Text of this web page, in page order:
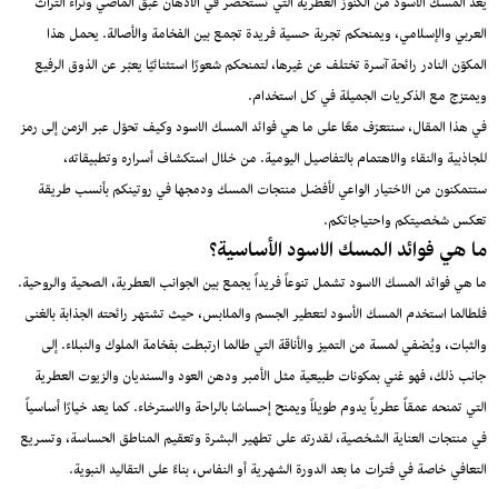
يُعدّ المسك الأسود من الكنوز العطرية التي تستحضر في الأذهان عبق الماضي وثراء التراث
العربي والإسلامي، ويمنحكم تجربة حسية فريدة تجمع بين الفخامة والأصالة. يحمل هذا
المكوّن النادر رائحة آسرة تختلف عن غيرها، لتمنحكم شعورًا استثنائيًا يعبّر عن الذوق الرفيع
ويمتزج مع الذكريات الجميلة في كل استخدام.
في هذا المقال، سنتعرّف معًا على ما هي فوائد المسك الاسود وكيف تحوّل عبر الزمن إلى رمز
للجاذبية والنقاء والاهتمام بالتفاصيل اليومية. من خلال استكشاف أسراره وتطبيقاته،
ستتمكنون من الاختيار الواعي لأفضل منتجات المسك ودمجها في روتينكم بأنسب طريقة
تعكس شخصيتكم واحتياجاتكم.
ما هي فوائد المسك الاسود الأساسية؟
ما هي فوائد المسك الاسود تشمل تنوعاً فريداً يجمع بين الجوانب العطرية، الصحية والروحية.
فلطالما استخدم المسك الأسود لتعطير الجسم والملابس، حيث تشتهر رائحته الجذابة بالغنى
والثبات، ويُضفي لمسة من التميز والأناقة التي طالما ارتبطت بفخامة الملوك والنبلاء. إلى
جانب ذلك، فهو غني بمكونات طبيعية مثل الأمبر ودهن العود والسنديان والزيوت العطرية
التي تمنحه عمقاً عطرياً يدوم طويلاً ويمنح إحساسًا بالراحة والاسترخاء. كما يعد خيارًا أساسياً
في منتجات العناية الشخصية، لقدرته على تطهير البشرة وتعقيم المناطق الحساسة، وتسريع
التعافي خاصة في فترات ما بعد الدورة الشهرية أو النفاس، بناءً على التقاليد النبوية.